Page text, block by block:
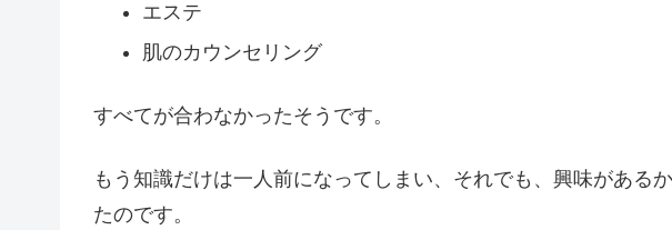
エステ
肌のカウンセリング
すべてが合わなかったそうです。
もう知識だけは一人前になってしまい、それでも、興味がある
たのです。